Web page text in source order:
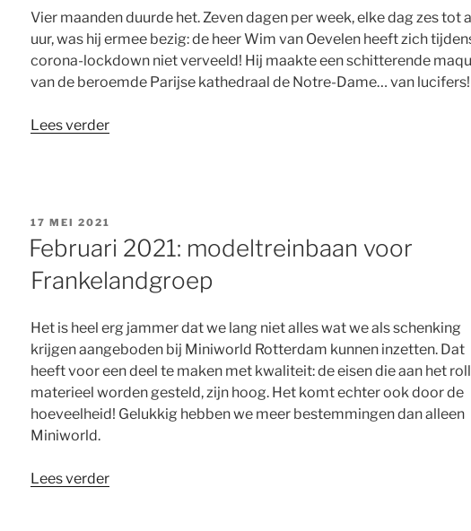
Vier maanden duurde het. Zeven dagen per week, elke dag zes tot
uur, was hij ermee bezig: de heer Wim van Oevelen heeft zich
corona-lockdown niet verveeld! Hij maakte een schitterende
van de beroemde Parijse kathedraal de Notre-Dame… van lucifers!
Lees verder“Maart
Notre-
Dame
Miniworld
Rotterdam”
GEPLAATST
OP
17 MEI 2021
Februari 2021: modeltreinbaan voor
Frankelandgroep
Het is heel erg jammer dat we lang niet alles wat we als schenking
krijgen aangeboden bij Miniworld Rotterdam kunnen inzetten. Dat
heeft voor een deel te maken met kwaliteit: de eisen die aan het
materieel worden gesteld, zijn hoog. Het komt echter ook door de
hoeveelheid! Gelukkig hebben we meer bestemmingen dan alleen
Miniworld.
Lees verder“Februari